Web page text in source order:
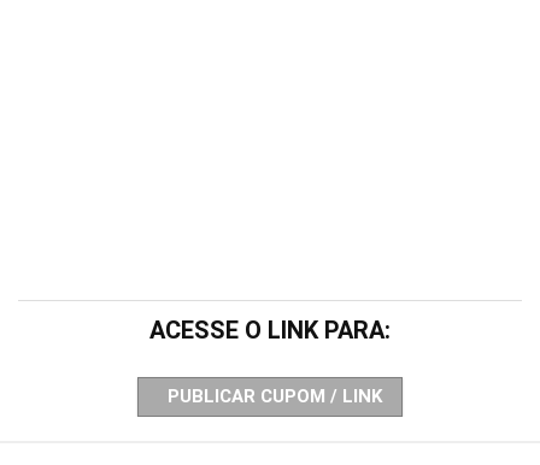
ACESSE O LINK PARA:
PUBLICAR CUPOM / LINK